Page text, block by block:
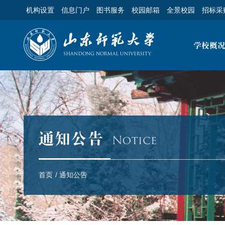
机构设置 信息门户 图书服务 校园邮箱 全景校园 招标采
首页 / 通知公告